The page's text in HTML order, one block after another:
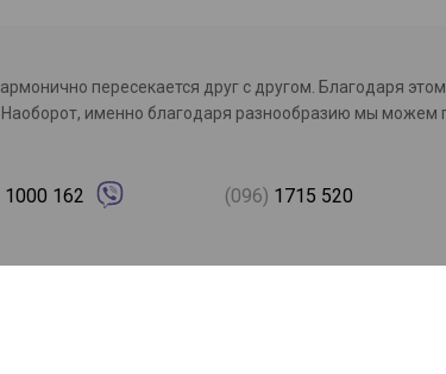
пересекается друг с другом. Благодаря
Наоборот, именно благодаря разнообразию мы
1000 162 (096) 1715 520